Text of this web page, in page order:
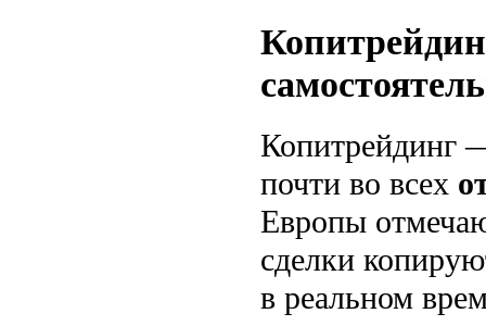
Копитрейдинг
почти во всех
Европы
сделки
в реальном